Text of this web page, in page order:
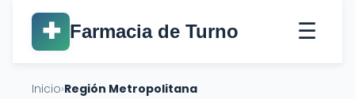
✚ Farmacia de Turno ☰
Inicio›Región Metropolitana